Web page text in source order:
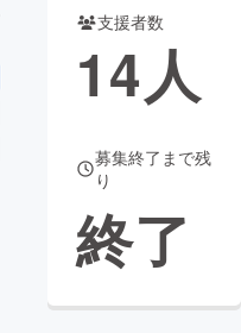
支援者数
14人
募集終了まで残
り
終了